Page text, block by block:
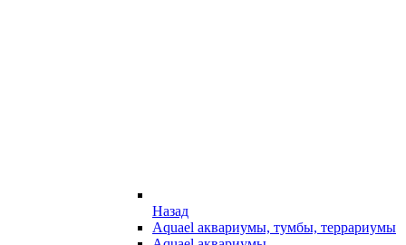
Назад
Aquael аквариумы, тумбы, террариумы